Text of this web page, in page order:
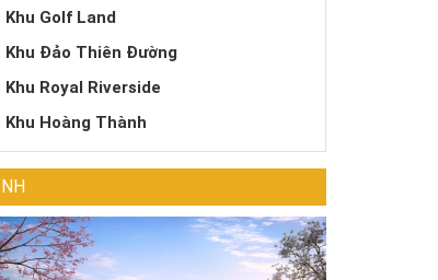
Khu Golf Land
Khu Đảo Thiên Đường
Khu Royal Riverside
Khu Hoàng Thành